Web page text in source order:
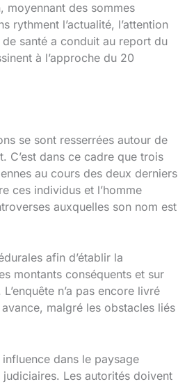
moyennant des sommes
rythment l’actualité, l’attention
santé a conduit au report du
à l’approche du 20
se sont resserrées autour de
C’est dans ce cadre que trois
au cours des deux derniers
ces individus et l’homme
auxquelles son nom est
afin d’établir la
montants conséquents et sur
n’a pas encore livré
malgré les obstacles liés
dans le paysage
Les autorités doivent